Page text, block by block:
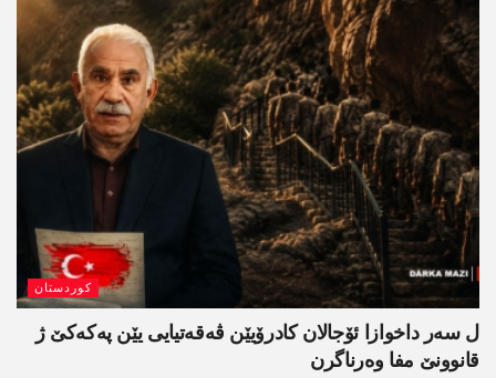
کوردستان
ل سەر داخوازا ئۆجالان کادرۆیێن ڤەقەتیایی یێن پەکەکێ ژ
قانوونێ مفا وەرناگرن